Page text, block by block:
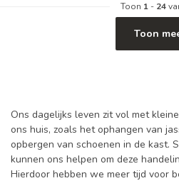
Toon 1- 24
Toon
Ons dagelijks leven zit vol met
ons huis, zoals het ophangen van
opbergen van schoenen in de kast.
kunnen ons helpen om deze
Hierdoor hebben we meer tijd voor